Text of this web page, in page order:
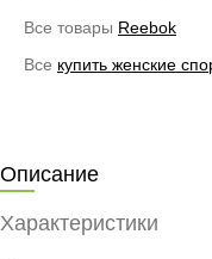
Все товары Reebok
Все купить женские
Описание
Характеристики